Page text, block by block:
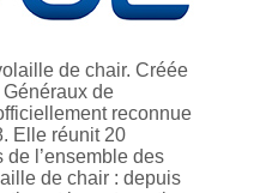
de chair. Créée
de
reconnue
Elle réunit 20
l’ensemble des
de chair : depuis